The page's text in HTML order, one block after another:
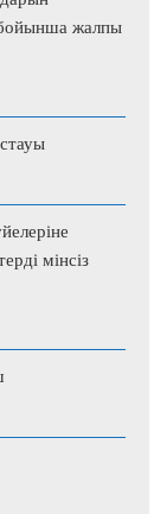
жалпы
мінсіз